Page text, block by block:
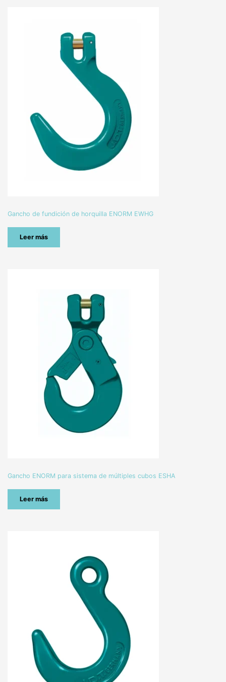
Gancho de fundición de horquilla ENORM EWHG
Leer más
Gancho ENORM para sistema de múltiples cubos ESHA
Leer más